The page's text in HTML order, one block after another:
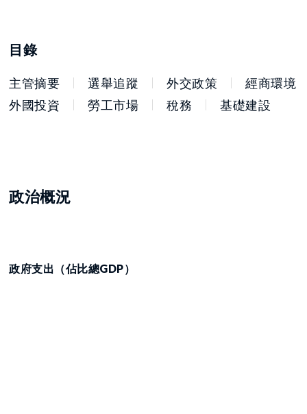
目錄
主管摘要 選舉追蹤 外交政策
經商環境
外國投資
勞工市場 稅務 基礎建設
政治概況
政府支出（佔比總GDP）